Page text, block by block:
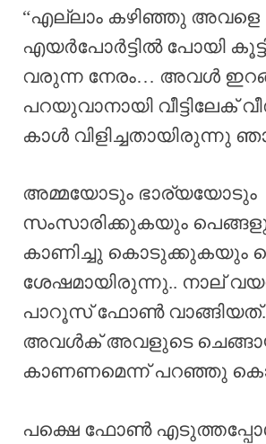
“എല്ലാം കഴിഞ്ഞു അവളെ
എയർപോർട്ടിൽ പോയി
വരുന്ന നേരം… അവൾ
പറയുവാനായി വീട്ടിലേക്
കാൾ വിളിച്ചതായിരുന്നു
അമ്മയോടും ഭാര്യയോടും
സംസാരിക്കുകയും
കാണിച്ചു കൊടുക്കുകയും
ശേഷമായിരുന്നു.. നാല്
പാറൂസ് ഫോൺ
അവൾക് അവളുടെ
കാണണമെന്ന് പറഞ്ഞു
പക്ഷെ ഫോൺ